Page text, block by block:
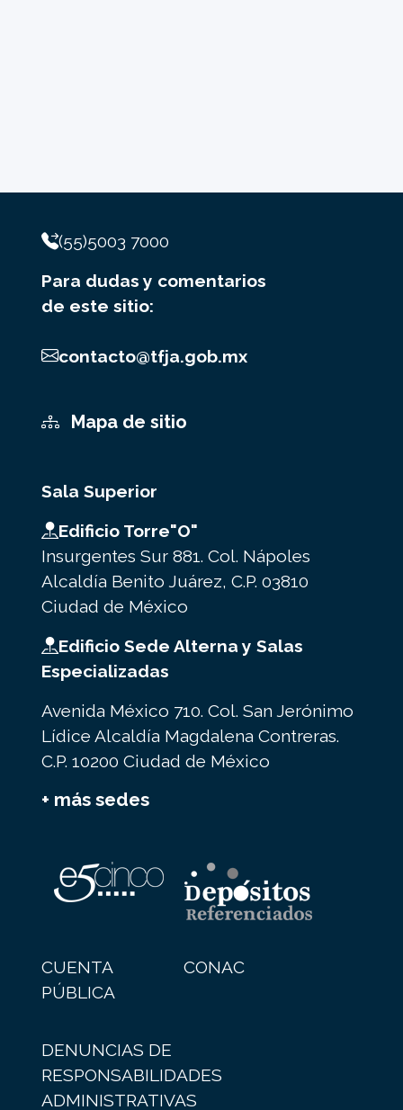
(55)5003 7000
Para dudas y comentarios
de este sitio:
contacto@tfja.gob.mx
Mapa de sitio
Sala Superior
Edificio Torre"O"
Insurgentes Sur 881. Col. Nápoles
Alcaldía Benito Juárez, C.P. 03810
Ciudad de México
Edificio Sede Alterna y Salas
Especializadas
Avenida México 710. Col. San Jerónimo
Lídice Alcaldía Magdalena Contreras.
C.P. 10200 Ciudad de México
+ más sedes
CUENTA
PÚBLICA
CONAC
DENUNCIAS DE
RESPONSABILIDADES
ADMINISTRATIVAS